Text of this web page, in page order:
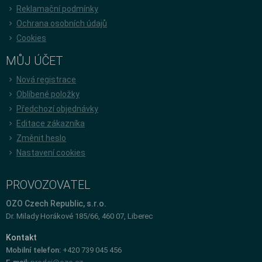
Reklamační podmínky
Ochrana osobních údajů
Cookies
MŮJ ÚČET
Nová registrace
Oblíbené položky
Předchozí objednávky
Editace zákazníka
Změnit heslo
Nastavení cookies
PROVOZOVATEL
OZO Czech Republic, s.r.o.
Dr. Milady Horákové 185/66, 460 07, Liberec
Kontakt
Mobilní telefon: +420 739 045 456